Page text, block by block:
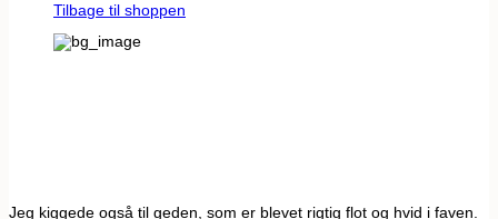
Tilbage til shoppen
Jeg kiggede også til geden, som er blevet rigtig flot og hvid i faven.